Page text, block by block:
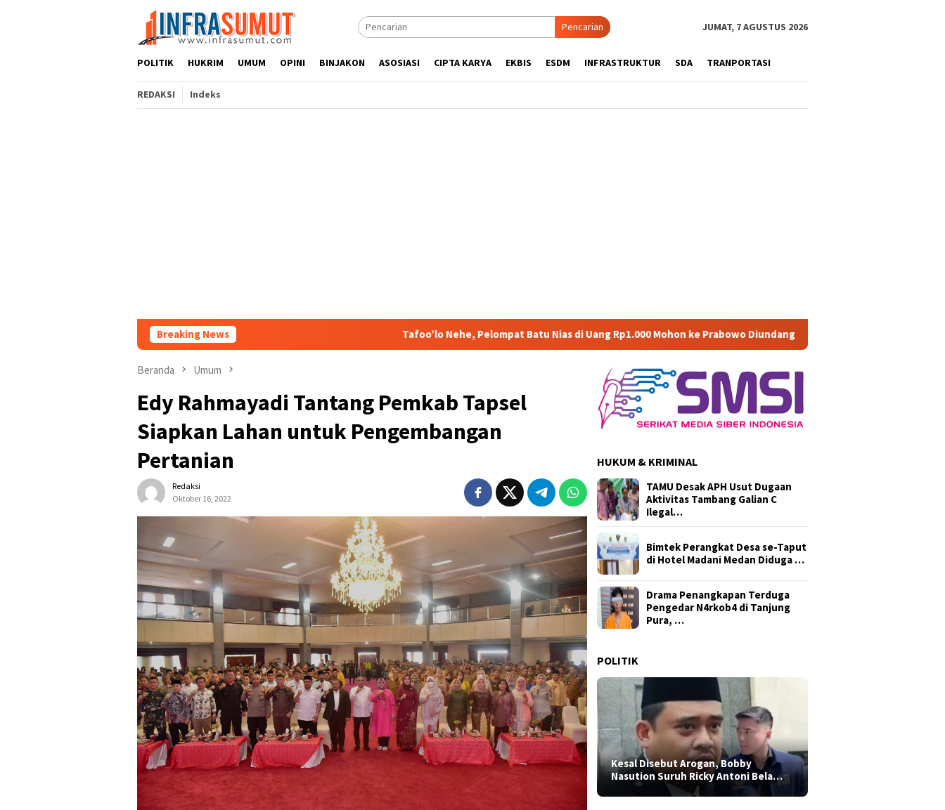
Pencarian JUMAT, 7 AGUSTUS 2026
POLITIK HUKRIM UMUM OPINI BINJAKON ASOSIASI CIPTA KARYA EKBIS ESDM INFRASTRUKTUR SDA TRANPORTASI
REDAKSI Indeks
Breaking News Tafoo’lo Nehe, Pelompat Batu Nias di Uang Rp1.000 Mohon ke Prabowo Diundang Upacara HUT ke-81 RI di Istana
Beranda Umum
Edy Rahmayadi Tantang Pemkab Tapsel
Siapkan Lahan untuk Pengembangan
Pertanian
Redaksi
Oktober 16, 2022
HUKUM & KRIMINAL
TAMU Desak APH Usut Dugaan
Aktivitas Tambang Galian C
Ilegal…
Bimtek Perangkat Desa se-Taput
di Hotel Madani Medan Diduga …
Drama Penangkapan Terduga
Pengedar N4rkob4 di Tanjung
Pura, …
POLITIK
Kesal Disebut Arogan, Bobby
Nasution Suruh Ricky Antoni Bela…